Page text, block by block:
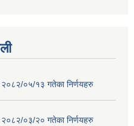
२०८२/०५/१३ गतेका निर्णयहरु
२०८२/०३/२० गतेका निर्णयहरु